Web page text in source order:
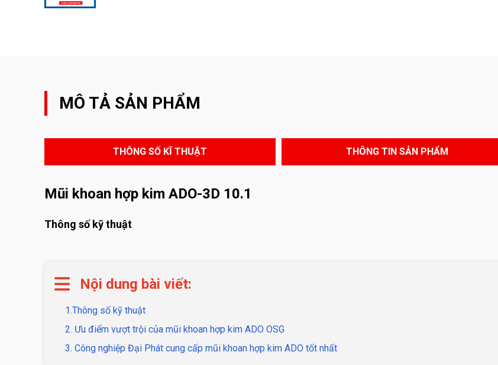
MÔ TẢ SẢN PHẨM
THÔNG SỐ KĨ THUẬT THÔNG TIN SẢN PHẨM
Mũi khoan hợp kim ADO-3D 10.1
Thông số kỹ thuật
Nội dung bài viết:
1.Thông số kỹ thuật
2. Ưu điểm vượt trội của mũi khoan hợp kim ADO OSG
3. Công nghiệp Đại Phát cung cấp mũi khoan hợp kim ADO tốt nhất